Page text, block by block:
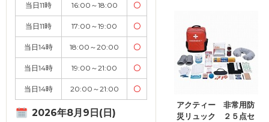
当日11時 16:00～18:00 〇
当日11時 17:00～19:00 〇
当日14時 18:00～20:00 〇
当日14時 19:00～21:00 〇
当日14時 20:00～21:00 〇
2026年8月9日(日)
アクティー 非常用防
災リュック ２５点セ